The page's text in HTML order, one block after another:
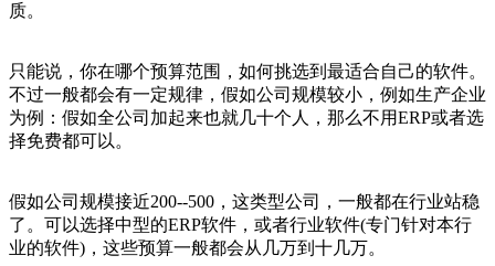
质。
只能说，你在哪个预算范围，如何挑选到最适合自己的软件。
不过一般都会有一定规律，假如公司规模较小，例如生产企业
为例：假如全公司加起来也就几十个人，那么不用ERP或者选
择免费都可以。
假如公司规模接近200--500，这类型公司，一般都在行业站稳
了。可以选择中型的ERP软件，或者行业软件(专门针对本行
业的软件)，这些预算一般都会从几万到十几万。